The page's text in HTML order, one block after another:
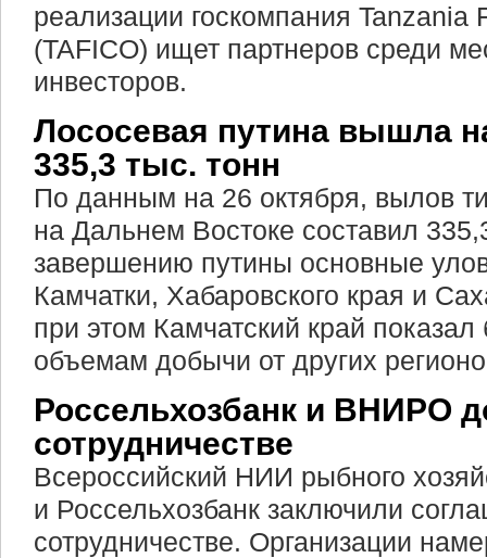
реализации госкомпания Tanzania
(TAFICO) ищет партнеров среди
инвесторов.
Лососевая путина вышла
335,3 тыс. тонн
По данным на 26 октября, вылов
на Дальнем Востоке составил
завершению путины основные
Камчатки, Хабаровского края и
при этом Камчатский край
объемам добычи от других
Россельхозбанк и ВНИРО
сотрудничестве
Всероссийский НИИ рыбного
и Россельхозбанк заключили
сотрудничестве. Организации